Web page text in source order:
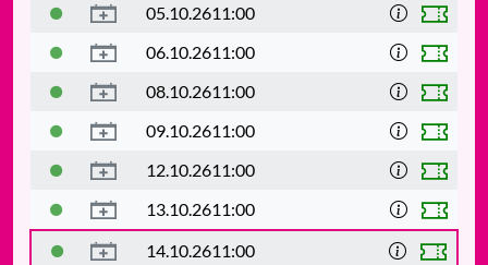
05.10.2611:00
06.10.2611:00
08.10.2611:00
09.10.2611:00
12.10.2611:00
13.10.2611:00
14.10.2611:00